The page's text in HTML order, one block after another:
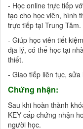
- Học online trực tiếp
tạo cho học viên, hình
trực tiếp tại Trung Tâm.
- Giúp học viên tiết
địa lý, có thể học tại
thiết.
- Giao tiếp liên tục,
Chứng nhận:
Sau khi hoàn thành
KEY cấp chứng nhận
người học.